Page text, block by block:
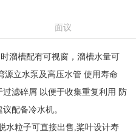
面议
溜槽配有可视窗，溜槽水量可
源立水泵及高压水管 使用寿命
滤碎屑 以便于收集重复利用 防
配备冷水机。
水粒子可直接出售,桨叶设计寿